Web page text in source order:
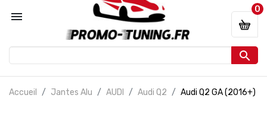


0
Accueil Jantes Alu AUDI Audi Q2 Audi Q2 GA (2016+)